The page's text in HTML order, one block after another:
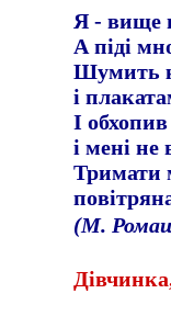
Я- вище
А піді
Шумить
і
І
і мені не
Тримати
(М.